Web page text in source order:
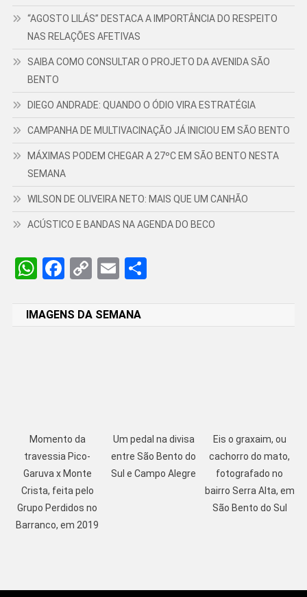
“AGOSTO LILÁS” DESTACA A IMPORTÂNCIA DO RESPEITO
NAS RELAÇÕES AFETIVAS
SAIBA COMO CONSULTAR O PROJETO DA AVENIDA SÃO
BENTO
DIEGO ANDRADE: QUANDO O ÓDIO VIRA ESTRATÉGIA
CAMPANHA DE MULTIVACINAÇÃO JÁ INICIOU EM SÃO BENTO
MÁXIMAS PODEM CHEGAR A 27ºC EM SÃO BENTO NESTA
SEMANA
WILSON DE OLIVEIRA NETO: MAIS QUE UM CANHÃO
ACÚSTICO E BANDAS NA AGENDA DO BECO
WhatsApp
Facebook
CopyEmailShare
IMAGENS DA SEMANA
Momento da
travessia Pico-
Garuva x Monte
Crista, feita pelo
Grupo Perdidos no
Barranco, em 2019
Um pedal na divisa
entre São Bento do
Sul e Campo Alegre
Eis o graxaim, ou
cachorro do mato,
fotografado no
bairro Serra Alta, em
São Bento do Sul